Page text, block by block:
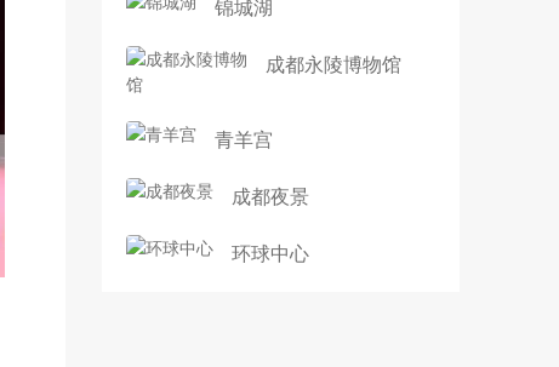
锦城湖
成都永陵博物馆
青羊宫
成都夜景
环球中心